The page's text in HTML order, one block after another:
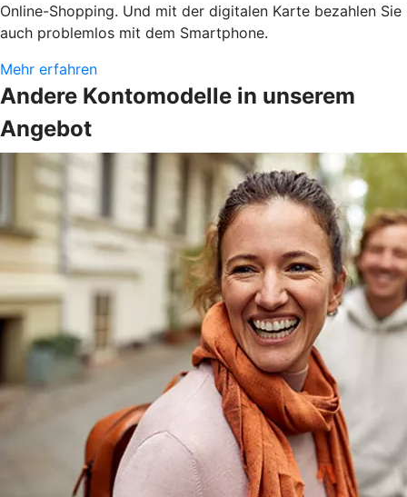
Online-Shopping. Und mit der digitalen Karte bezahlen Sie
auch problemlos mit dem Smartphone.
Mehr erfahren
Andere Kontomodelle in unserem
Angebot